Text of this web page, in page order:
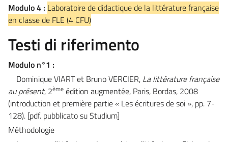
Modulo 4 : Laboratoire de didactique de la littérature française
en classe de FLE (4 CFU)
Testi di riferimento
Modulo n°1 :
Dominique VIART et Bruno VERCIER, La littérature française
au présent, 2ème édition augmentée, Paris, Bordas, 2008
(introduction et première partie « Les écritures de soi », pp. 7-
128). [pdf. pubblicato su Studium]
Méthodologie